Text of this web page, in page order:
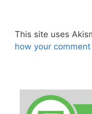
This site uses
how your